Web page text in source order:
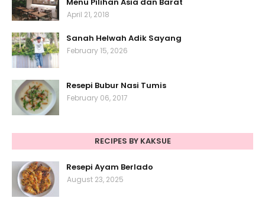
Menu Pilihan Asia dan Barat
April 21, 2018
Sanah Helwah Adik Sayang
February 15, 2026
Resepi Bubur Nasi Tumis
February 06, 2017
RECIPES BY KAKSUE
Resepi Ayam Berlado
August 23, 2025